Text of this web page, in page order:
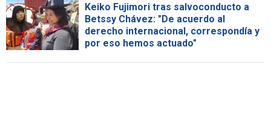
Keiko Fujimori tras salvoconducto a
Betssy Chávez: "De acuerdo al
derecho internacional, correspondía y
por eso hemos actuado"